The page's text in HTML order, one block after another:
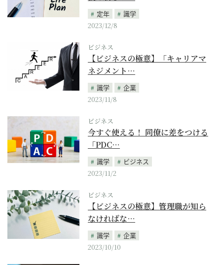
定年
識学
2023/12/8
ビジネス
【ビジネスの極意】「キャリアマ
ネジメント…
識学
企業
2023/11/8
ビジネス
今すぐ使える！ 同僚に差をつける
「PDC…
識学
ビジネス
2023/11/2
ビジネス
【ビジネスの極意】管理職が知ら
なければな…
識学
企業
2023/10/10